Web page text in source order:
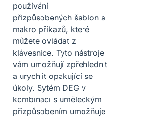
používání
přizpůsobených šablon a
makro příkazů, které
můžete ovládat z
klávesnice. Tyto nástroje
vám umožňují zpřehlednit
a urychlit opakující se
úkoly. Sytém DEG v
kombinaci s uměleckým
přizpůsobením umožňuje